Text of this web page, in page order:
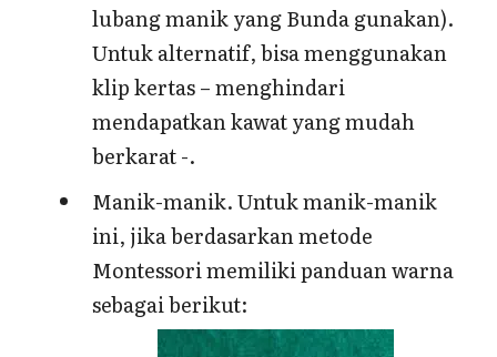
lubang manik yang Bunda gunakan).
Untuk alternatif, bisa menggunakan
klip kertas – menghindari
mendapatkan kawat yang mudah
berkarat -.
Manik-manik. Untuk manik-manik
ini, jika berdasarkan metode
Montessori memiliki panduan warna
sebagai berikut: